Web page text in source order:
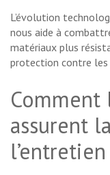
L’évolution
nous aide à
matériaux plus
protection contre les
assurent